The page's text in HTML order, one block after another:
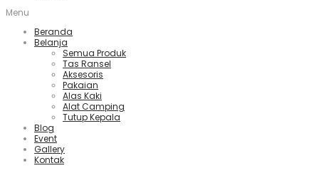
Menu
Beranda
Belanja
Semua Produk
Tas Ransel
Aksesoris
Pakaian
Alas Kaki
Alat Camping
Tutup Kepala
Blog
Event
Gallery
Kontak